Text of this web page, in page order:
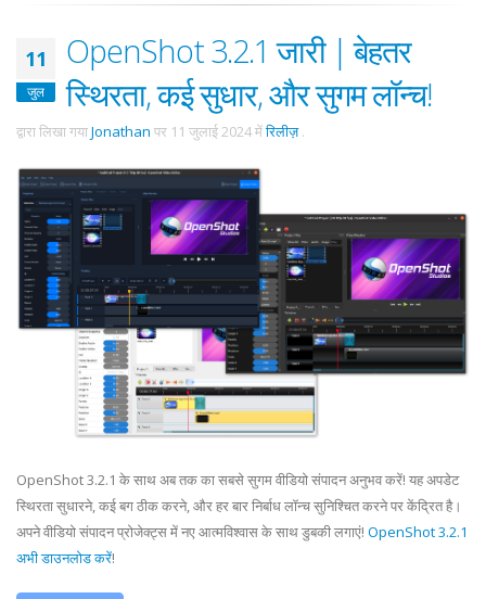
11
जुल
OpenShot 3.2.1 जारी | बेहतर
स्थिरता, कई सुधार, और सुगम लॉन्च!
द्वारा लिखा गयाJonathan पर 11 जुलाई 2024मेंरिलीज़.
OpenShot 3.2.1 के साथ अब तक का सबसे सुगम वीडियो संपादन अनुभव करें! यह अपडेट
स्थिरता सुधारने, कई बग ठीक करने, और हर बार निर्बाध लॉन्च सुनिश्चित करने पर केंद्रित है।
अपने वीडियो संपादन प्रोजेक्ट्स में नए आत्मविश्वास के साथ डुबकी लगाएं! OpenShot 3.2.1
अभी डाउनलोड करें!